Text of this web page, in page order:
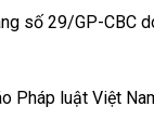
số 29/GP-CBC
Pháp luật Việt